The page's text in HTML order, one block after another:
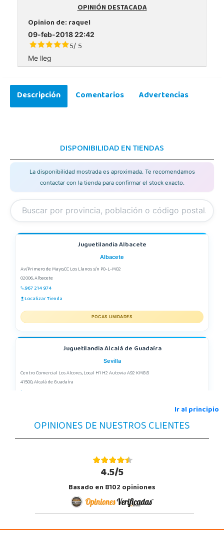
OPINIÓN DESTACADA
Opinion de:raquel
09-feb-2018 22:42
5/ 5
Me lleg
Descripción Comentarios Advertencias
DISPONIBILIDAD EN TIENDAS
La disponibilidad mostrada es aproximada. Te recomendamos
contactar con la tienda para confirmar el stock exacto.
Juguetilandia Albacete
Albacete
Av/Primero de Mayo,CC Los Llanos s/n P0-L-M02
02006, Albacete
967 214 974
Localizar Tienda
POCAS UNIDADES
Juguetilandia Alcalá de Guadaíra
Sevilla
Centro Comercial Los Alcores, Local H1 H2 Autovia A92 KM8.8
41500, Alcalá de Guadaíra
Juguetilandia Alcobendas
Madrid
Av. Olímpica, 9, Local A13/21, Centro Comercial La Vega
Ir al principio
OPINIONES DE NUESTROS CLIENTES
4.5/5
Basado en 8102 opiniones